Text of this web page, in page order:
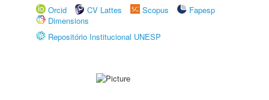
Orcid
CV Lattes Scopus
Fapesp
Dimensions
Repositório Institucional UNESP